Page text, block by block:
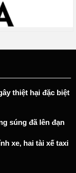
thiệt hại đặc biệt
súng đã lên đạn
xe, hai tài xế taxi